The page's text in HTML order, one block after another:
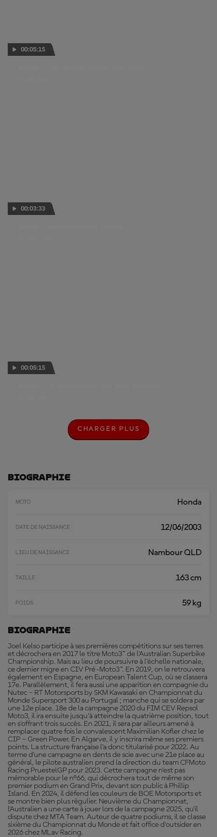
00:05:15
00:03:33
00:05:15
C
H
CHARGER PLUS
Biographie
MOTO Honda
DATE DE NAISSANCE 12/06/2003
LIEU DE NAISSANCE Nambour QLD
TAILLE 163 cm
POIDS 59 kg
Biographie
Joel Kelso participe à ses premières compétitions sur ses terres
et décrochera en 2017 le titre Moto3™ de l’Australian Superbike
Championship. Mais au lieu de poursuivre à l’échelle nationale,
ce dernier migre en CIV Pré-Moto3™. En 2019, on le retrouvera
également en Espagne, en European Talent Cup, où se classera
17e. Parallèlement, il fera aussi une apparition en compagnie du
Nutec – RT Motorsports by SKM Kawasaki en Championnat du
Monde Supersport 300 au Portugal ; manche qui se soldera par
une 12e place. 18e de la campagne 2020 du FIM CEV Repsol
Moto3, il ira ensuite jusqu’à atteindre la quatrième position, tout
en s’offrant trois succès. En 2021, il sera par ailleurs amené à
remplacer quatre fois le convalescent Maximilian Kofler chez le
CIP – Green Power. En Algarve, il y inscrira même ses premiers
points. La structure française l’a donc titularisé pour 2022. Au
terme d'une campagne en dents de scie avec une 21e place au
général, le pilote australien prend la direction du team CFMoto
Racing PruestelGP pour 2023. Cette campagne n'est pas
mémorable pour le n°66, qui décrochera tout de même son
premier podium en Grand Prix, devant son public à Phillip
Island. En 2024, il défend les couleurs de BOE Motorsports et
se montre bien plus régulier. Neuvième du Championnat,
l'Australien a une carte à jouer lors de la campagne 2025, qu'il
dispute chez MTA Team. Auteur de quatre podiums, il se classe
sixième du Championnat du Monde et fait office d'outsider en
2026 chez MLav Racing.